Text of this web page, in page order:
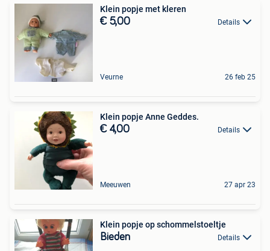
Klein popje met kleren
€ 5,00 Details
Veurne 26 feb 25
Klein popje Anne Geddes.
€ 4,00 Details
Meeuwen 27 apr 23
Klein popje op schommelstoeltje
Bieden Details